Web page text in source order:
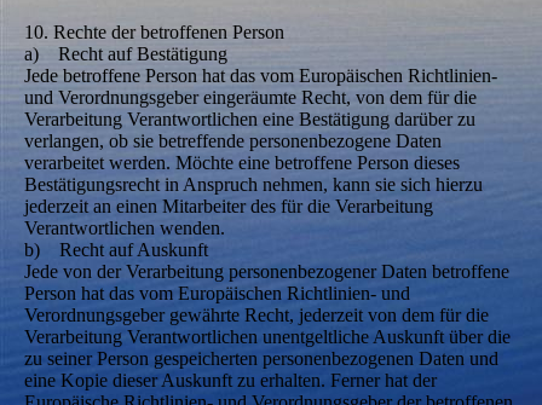
10. Rechte der betroffenen Person
a) Recht auf Bestätigung
Jede betroffene Person hat das vom Europäischen Richtlinien-
und Verordnungsgeber eingeräumte Recht, von dem für die
Verarbeitung Verantwortlichen eine Bestätigung darüber zu
verlangen, ob sie betreffende personenbezogene Daten
verarbeitet werden. Möchte eine betroffene Person dieses
Bestätigungsrecht in Anspruch nehmen, kann sie sich hierzu
jederzeit an einen Mitarbeiter des für die Verarbeitung
Verantwortlichen wenden.
b) Recht auf Auskunft
Jede von der Verarbeitung personenbezogener Daten betroffene
Person hat das vom Europäischen Richtlinien- und
Verordnungsgeber gewährte Recht, jederzeit von dem für die
Verarbeitung Verantwortlichen unentgeltliche Auskunft über die
zu seiner Person gespeicherten personenbezogenen Daten und
eine Kopie dieser Auskunft zu erhalten. Ferner hat der